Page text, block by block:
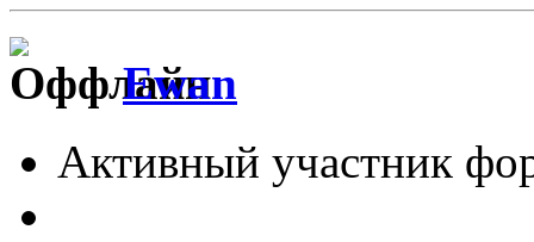
Ewan
Активный участник